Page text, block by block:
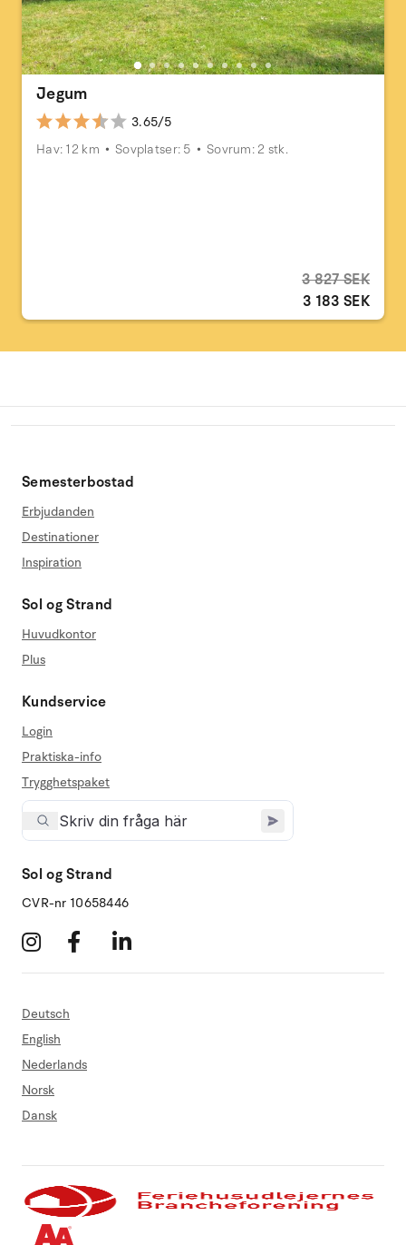
Jegum
3.65/5
Hav: 12 km
Sovplatser: 5 Sovrum: 2 stk.
3 827 SEK
3 183 SEK
Semesterbostad
Erbjudanden
Destinationer
Inspiration
Sol og Strand
Huvudkontor
Plus
Kundservice
Login
Praktiska-info
Trygghetspaket
Sol og Strand
CVR-nr 10658446
Deutsch
English
Nederlands
Norsk
Dansk